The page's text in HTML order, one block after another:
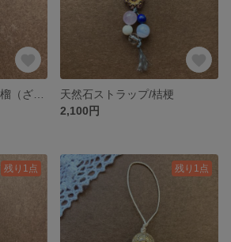
天然石ストラップ/桔梗
2,100円
残り1点 残り1点